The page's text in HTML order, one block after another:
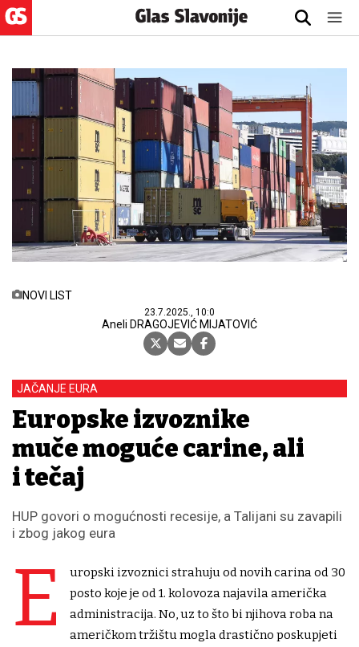
NOVI LIST
23.7.2025., 10:0
Aneli DRAGOJEVIĆ MIJATOVIĆ
JAČANJE EURA
Europske izvoznike
muče moguće carine, ali
i tečaj
HUP govori o mogućnosti recesije, a Talijani su zavapili
i zbog jakog eura
E
uropski izvoznici strahuju od novih carina od 30
posto koje je od 1. kolovoza najavila američka
administracija. No, uz to što bi njihova roba na
američkom tržištu mogla drastično poskupjeti